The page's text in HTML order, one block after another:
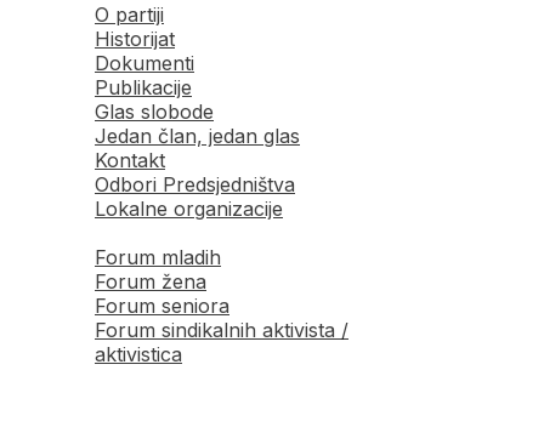
O partiji
Historijat
Dokumenti
Publikacije
Glas slobode
Jedan član, jedan glas
Kontakt
Odbori Predsjedništva
Lokalne organizacije
Forum mladih
Forum žena
Forum seniora
Forum sindikalnih aktivista /
aktivistica